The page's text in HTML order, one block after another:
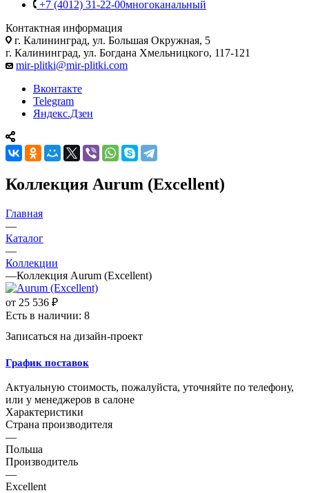
+7 (4012) 31-22-00многоканальный
Контактная информация
г. Калининград, ул. Большая Окружная, 5
г. Калининград, ул. Богдана Хмельницкого, 117-121
mir-plitki@mir-plitki.com
Вконтакте
Telegram
Яндекс.Дзен
Коллекция Aurum (Excellent)
Главная
—
Каталог
—
Коллекции
—Коллекция Aurum (Excellent)
от 25 536 ₽
Есть в наличии: 8
Записаться на дизайн-проект
График поставок
Актуальную стоимость, пожалуйста, уточняйте по телефону,
или у менеджеров в салоне
Характеристики
Страна производителя
—
Польша
Производитель
—
Excellent